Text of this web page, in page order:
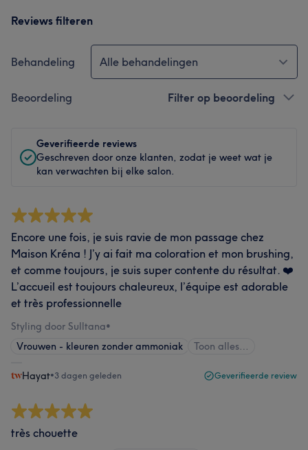
Reviews filteren
Behandeling Alle behandelingen
Beoordeling Filter op beoordeling
Geverifieerde reviews
Geschreven door onze klanten, zodat je weet wat je
kan verwachten bij elke salon.
Encore une fois, je suis ravie de mon passage chez
Maison Kréna ! J’y ai fait ma coloration et mon brushing,
et comme toujours, je suis super contente du résultat. ❤️
L’accueil est toujours chaleureux, l’équipe est adorable
et très professionnelle
Styling door Sulltana•
Vrouwen - kleuren zonder ammoniak
Toon alles…
Hayat•3 dagen geleden Geverifieerde review
très chouette